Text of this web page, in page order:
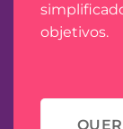
objetivos.